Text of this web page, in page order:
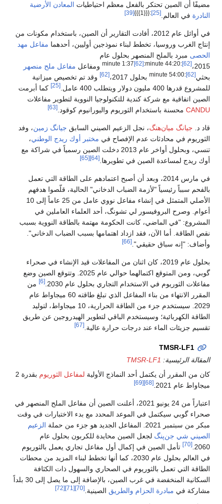
مضيفًا أن الصين تحتكر بالفعل معظم احتياطيات المعادن الأرضية
النادرة في العالم.[25]
:{{{1}}}
[39]
في أوائل عام 2012، أفادت التقارير أن الصين، باستخدام مكونات من
إنتاج الغرب وروسيا، تخطط لبناء نموذجين أوليين، أحدهما مفاعل مهد
الحصى مبرد بالملح المنصهر بحلول عام
2015، [62]
:minute 1:37
[62]:minute 44:20 ومفاعل مفاعل ملح منصهر
بحثي[62]
:minute 54:00 بحلول 2017، [62]
وقد تم تخصيص ميزانية
للمشروع قدرها 400 مليون دولار ويتطلب 400 عامل.
[25]
كما أبرمت
الصين اتفاقية مع شركة كندية للتكنولوجيا النووية لتطوير مفاعلات
CANDU محسنة باستخدام الثوريوم واليورانيوم كوقود.[63]
قاد د. جيانگ ميان‌هنگ، نجل الزعيم الصيني السابق جيانگ زمين، وفد
الثوريوم في محادثات عدم الإفصاح في مختبر أوك ريدج الوطني،
تنسي، وبحلول أواخر عام 2013 دخلت الصين رسمياً في شراكة مع
أوك ريدج لمساعدة الصين في تطويرها.[64]
[65]
في مارس 2014، وبعد أن أصبح اعتمادهم على الطاقة التي تعمل
بالفحم سبباً رئيسياً "لأزمة الضباب الدخاني" الحالية، قلّصوا هدفهم
الأصلي المتمثل في إنشاء مفاعل نووي عامل من 25 عاماً إلى 10
أعوام. وصرح البروفيسور لي تشونگ، أحد العلماء العاملين في
المشروع: "في الماضي، كانت الحكومة مهتمة بالطاقة النووية بسبب
نقص الطاقة. أما الآن، فقد ازداد اهتمامها بسبب الضباب الدخاني".
وأضاف: "إنه سباق حقيقي".[66]
بحلول عام 2019، كان اثنان من المفاعلات قيد الإنشاء في صحراء
گوبي، ومن المتوقع اكتمالهما حوالي عام 2025. وتتوقع الصين وضع
مفاعلات الثوريوم في الاستخدام التجاري بحلول عام 2030.
[6]
من
المقرر الانتهاء من بناء المفاعل الذي تبلغ طاقته 60 ميجاواط عام
2029. سيستخدم جزء من الطاقة الحرارية، 10 ميجاواط، لتوليد
الطاقة الكهربائية؛ وسيستخدم الباقي لتطوير الهيدروجين عن طريق
تقسيم جزيئات الماء عند درجات حرارة عالية.[67]
TMSR-LF1
المقالة الرئيسية: TMSR-LF1
كان من المقرر أن يكتمل أحد النماذج الأولية لمفاعل الثوريوم
بقدرة 2
ميجاواط عام 2021.
[68]
[69]
اعتباراً من 24 يونيو 2021، أعلنت الصين أن مفاعل الملح المنصهر في
صحراء گوبي سيكتمل في الموعد المحدد مع بدء الاختبارات في وقت
مبكر من سبتمبر 2021. المفاعل الجديد هو جزء من حملة
الزعيم
الصيني شي جن‌پنگ لجعل الصين محايدة للكربون بحلول عام
2060.
[70]
تأمل الصين في إكمال أول مفاعل تجاري يعمل بالثوريوم
في العالم بحلول عام 2030، كما أنها تخطط لبناء المزيد من محطات
الطاقة التي تعمل بالثوريوم في الصحاري والسهول ذات الكثافة
السكانية المنخفضة في غرب الصين، بالإضافة إلى ما يصل إلى 30 بلداً
مشاركة في مبادرة الحزام والطريق الصينية.[70]
[71]
[72]